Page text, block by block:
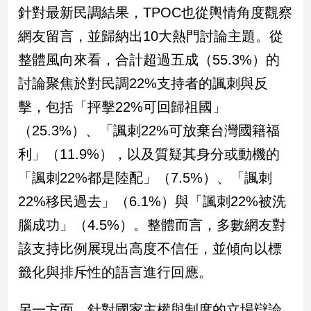
建
築/
內
設
計
旅
遊/
美
食
星
命
理
消
費
健
親
針對最新民調結果，TPOC也從輿情角度觀察
網友留言，並歸納出10大熱門討論主題。從
整體風向來看，合計超過五成（55.3%）的
討論聚焦於對民調22%支持者的諷刺與反
擊，包括「抨擊22%可回歸祖國」
（25.3%）、「諷刺22%可放棄台灣國籍福
利」（11.9%），以及質疑其身分或動機的
「諷刺22%都是陸配」（7.5%）、「諷刺
22%移民過去」（6.1%）與「諷刺22%被洗
腦成功」（4.5%）。整體而言，多數網友對
該支持比例展現出高度不信任，並傾向以標
籤化與排斥性的語言進行回應。